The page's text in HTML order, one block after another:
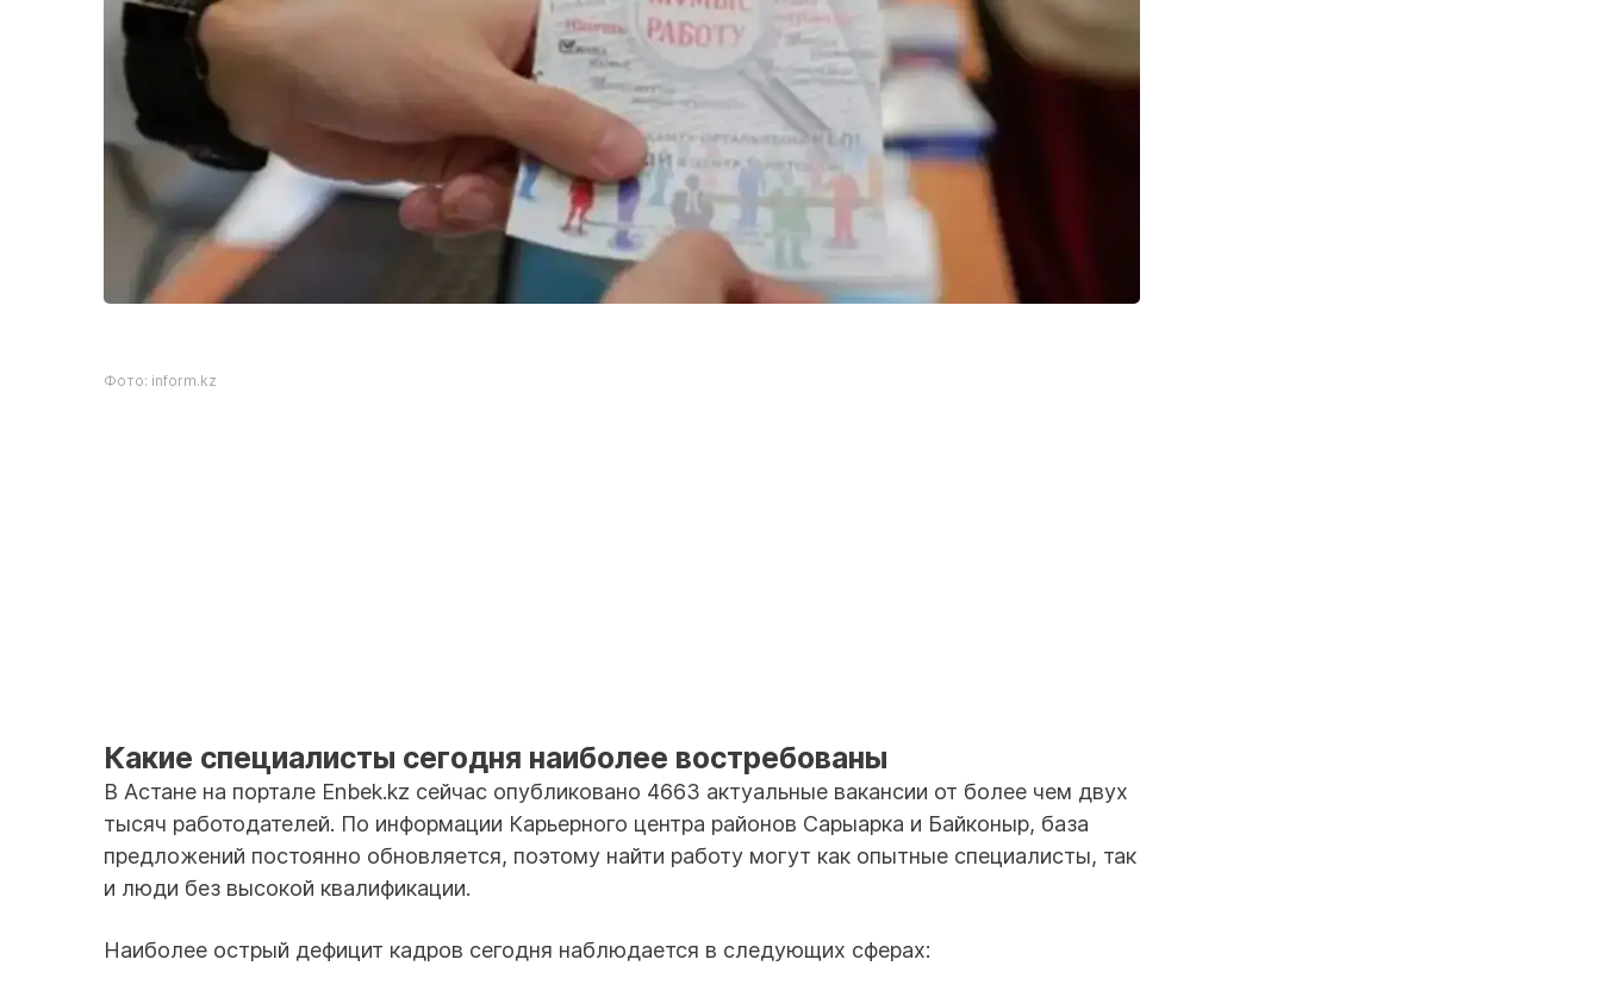
Фото: inform.kz
Какие специалисты сегодня наиболее востребованы
В Астане на портале Enbek.kz сейчас опубликовано 4663 актуальные вакансии от более чем двух
тысяч работодателей. По информации Карьерного центра районов Сарыарка и Байконыр, база
предложений постоянно обновляется, поэтому найти работу могут как опытные специалисты, так
и люди без высокой квалификации.
Наиболее острый дефицит кадров сегодня наблюдается в следующих сферах: